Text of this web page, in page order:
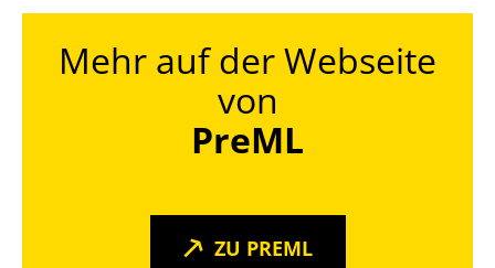
Mehr auf der Webseite
von
PreML
ZU PREML